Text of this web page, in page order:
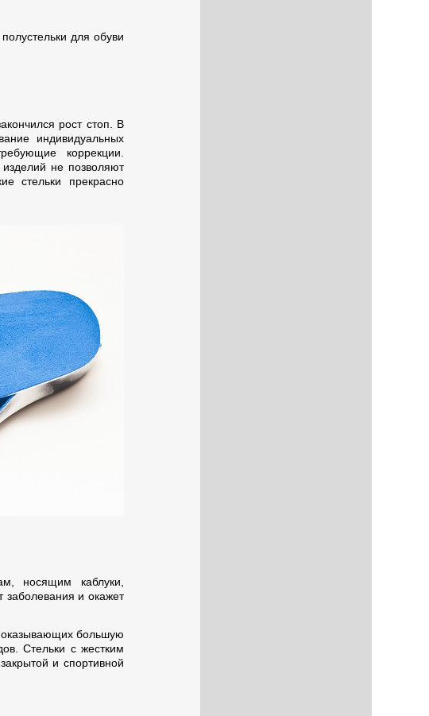
для обуви
рост стоп. В
индивидуальных
коррекции.
не позволяют
стельки прекрасно
носящим каблуки,
и окажет
оказывающих большую
Стельки с жестким
и спортивной